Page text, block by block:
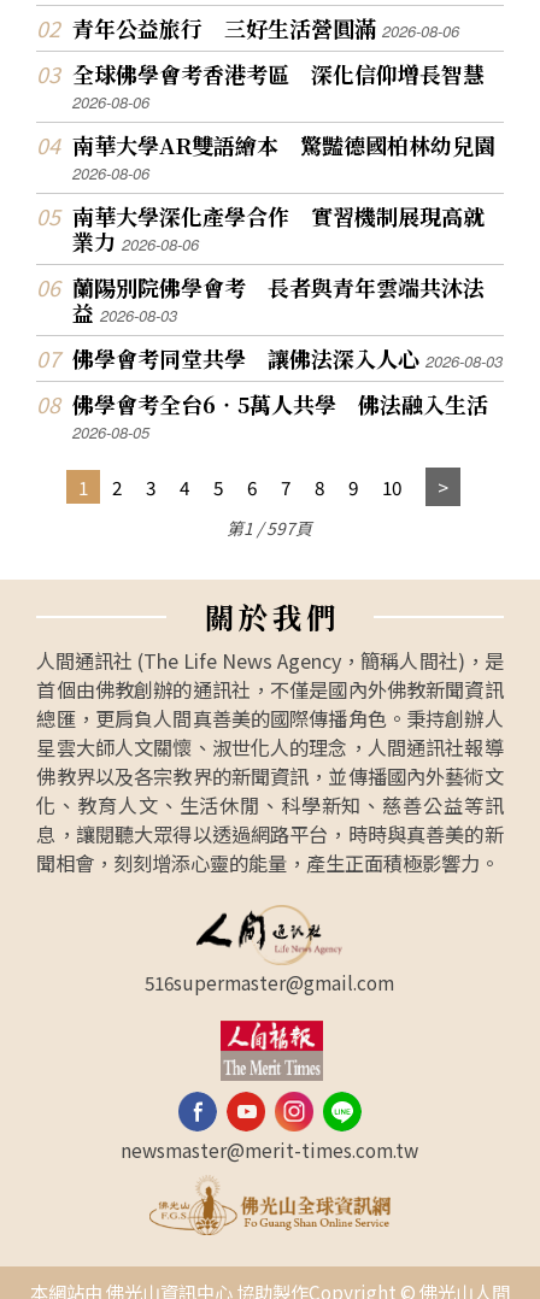
青年公益旅行 三好生活營圓滿2026-08-06
全球佛學會考香港考區 深化信仰增長智慧
2026-08-06
南華大學AR雙語繪本 驚豔德國柏林幼兒園
2026-08-06
南華大學深化產學合作 實習機制展現高就
業力2026-08-06
蘭陽別院佛學會考 長者與青年雲端共沐法
益2026-08-03
佛學會考同堂共學 讓佛法深入人心2026-08-03
佛學會考全台6‧5萬人共學 佛法融入生活
2026-08-05
1 2 3 4 5 6 7 8 9 10
第1 / 597頁
關於我們
人間通訊社 (The Life News Agency，簡稱人間社)，是
首個由佛教創辦的通訊社，不僅是國內外佛教新聞資訊
總匯，更肩負人間真善美的國際傳播角色。秉持創辦人
星雲大師人文關懷、淑世化人的理念，人間通訊社報導
佛教界以及各宗教界的新聞資訊，並傳播國內外藝術文
化、教育人文、生活休閒、科學新知、慈善公益等訊
息，讓閱聽大眾得以透過網路平台，時時與真善美的新
聞相會，刻刻增添心靈的能量，產生正面積極影響力。
516supermaster@gmail.com
newsmaster@merit-times.com.tw
本網站由 佛光山資訊中心 協助製作Copyright © 佛光山人間